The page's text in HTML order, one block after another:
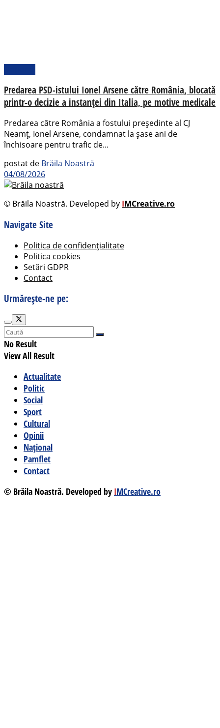
Predarea PSD-istului Ionel Arsene către România, blocată
printr-o decizie a instanței din Italia, pe motive medicale
Predarea către România a fostului președinte al CJ
Neamț, Ionel Arsene, condamnat la șase ani de
închisoare pentru trafic de...
postat de Brăila Noastră
04/08/2026
© Brăila Noastră. Developed by IMCreative.ro
Navigate Site
Politica de confidențialitate
Politica cookies
Setări GDPR
Contact
Urmărește-ne pe:
No Result
View All Result
Actualitate
Politic
Social
Sport
Cultural
Opinii
Național
Pamflet
Contact
© Brăila Noastră. Developed by IMCreative.ro